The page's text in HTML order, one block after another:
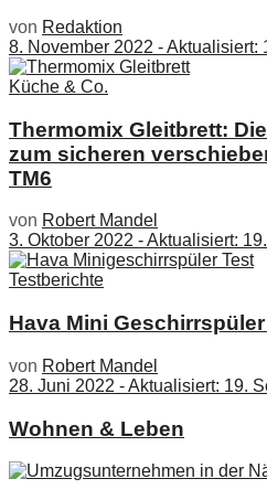
von Redaktion
8. November 2022 - Aktualisiert:
Küche & Co.
Thermomix Gleitbrett:
zum sicheren
TM6
von Robert Mandel
3. Oktober 2022 - Aktualisiert:
Testberichte
Hava Mini
von Robert Mandel
28. Juni 2022 - Aktualisiert: 19.
Wohnen & Leben